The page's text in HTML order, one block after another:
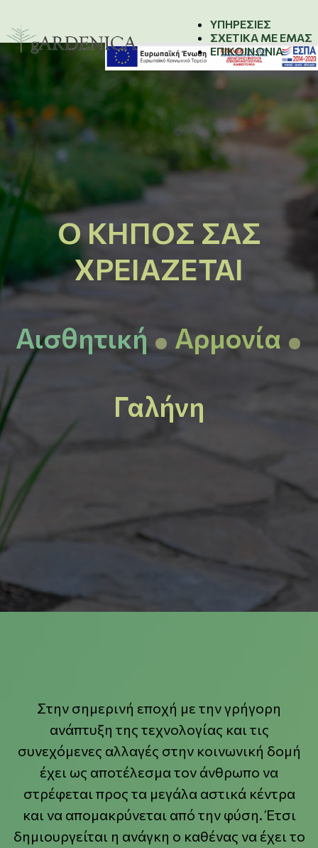
ΥΠΗΡΕΣΙΕΣ
ΣΧΕΤΙΚΑ ΜΕ ΕΜΑΣ
ΕΠΙΚΟΙΝΩΝΙΑ
Ο ΚΉΠΟΣ ΣΑΣ
ΧΡΕΙΆΖΕΤΑΙ
Αισθητική .Αρμονία .
Γαλήνη
Στην σημερινή εποχή με την γρήγορη
ανάπτυξη της τεχνολογίας και τις
συνεχόμενες αλλαγές στην κοινωνική δομή
έχει ως αποτέλεσμα τον άνθρωπο να
στρέφεται προς τα μεγάλα αστικά κέντρα
και να απομακρύνεται από την φύση. Έτσι
δημιουργείται η ανάγκη ο καθένας να έχει το